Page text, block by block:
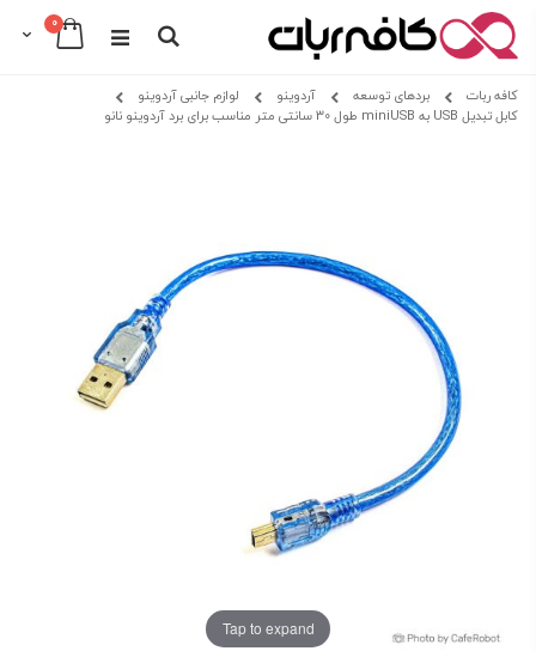
Cart0
Search
to
Content
کافه ربات بردهای توسعه آردوینو
لوازم جانبی آردوینو
کابل تبدیل USB به miniUSB طول 30 سانتی متر مناسب برای برد آردوینو نانو
Tap to expand